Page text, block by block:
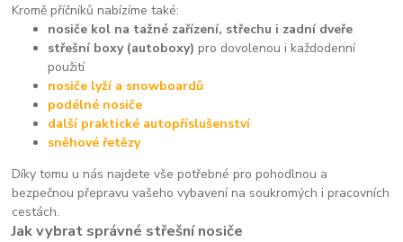
Kromě příčníků nabízíme také:
nosiče kol na tažné zařízení, střechu i zadní dveře
střešní boxy (autoboxy) pro dovolenou i každodenní
použití
nosiče lyží a snowboardů
podélné nosiče
další praktické autopříslušenství
sněhové řetězy
Díky tomu u nás najdete vše potřebné pro pohodlnou a
bezpečnou přepravu vašeho vybavení na soukromých i pracovních
cestách.
Jak vybrat správné střešní nosiče